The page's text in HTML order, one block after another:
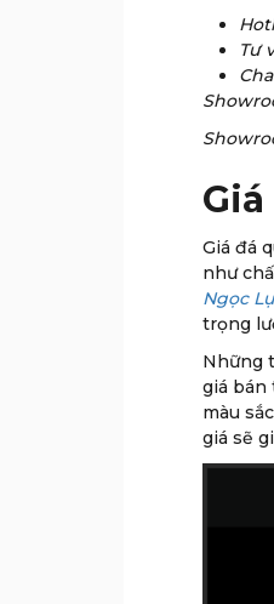
Tư
Giá đá
như
Ngọc
trọng
Những
giá bán
màu
giá sẽ